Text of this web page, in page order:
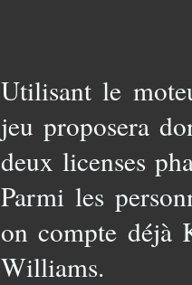
Utilisant le
jeu proposera
deux licenses
Parmi les
on compte déjà
Williams.